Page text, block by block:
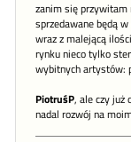
zanim się przywitam
sprzedawane będą
wraz z malejącą
rynku nieco tylko
wybitnych artystów:
PiotruśP, ale czy już
nadal rozwój na